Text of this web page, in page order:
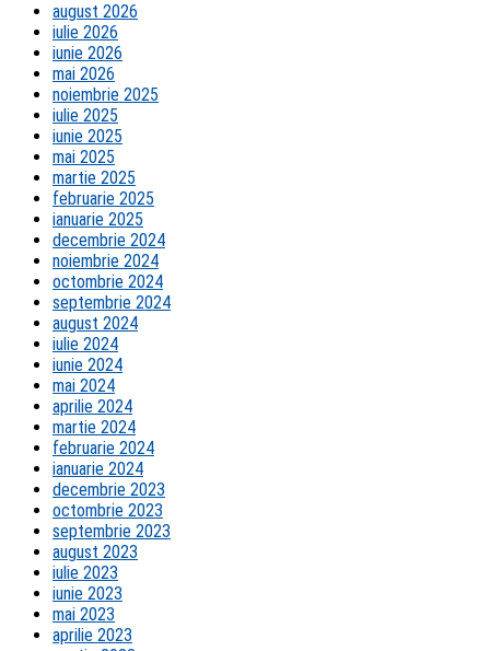
august 2026
iulie 2026
iunie 2026
mai 2026
noiembrie 2025
iulie 2025
iunie 2025
mai 2025
martie 2025
februarie 2025
ianuarie 2025
decembrie 2024
noiembrie 2024
octombrie 2024
septembrie 2024
august 2024
iulie 2024
iunie 2024
mai 2024
aprilie 2024
martie 2024
februarie 2024
ianuarie 2024
decembrie 2023
octombrie 2023
septembrie 2023
august 2023
iulie 2023
iunie 2023
mai 2023
aprilie 2023